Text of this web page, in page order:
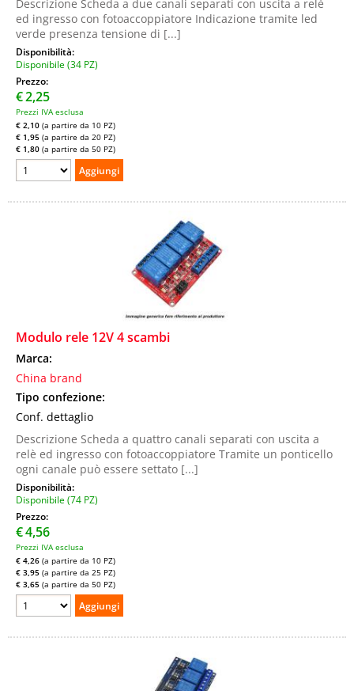
Descrizione Scheda a due canali separati con uscita a relè
ed ingresso con fotoaccoppiatore Indicazione tramite led
verde presenza tensione di [...]
Disponibilità:
Disponibile (34 PZ)
Prezzo:
€2,25
Prezzi IVA esclusa
€ 2,10 (a partire da 10 PZ)
€ 1,95 (a partire da 20 PZ)
€ 1,80 (a partire da 50 PZ)
Modulo rele 12V 4 scambi
Marca:
China brand
Tipo confezione:
Conf. dettaglio
Descrizione Scheda a quattro canali separati con uscita a
relè ed ingresso con fotoaccoppiatore Tramite un ponticello
ogni canale può essere settato [...]
Disponibilità:
Disponibile (74 PZ)
Prezzo:
€4,56
Prezzi IVA esclusa
€ 4,26 (a partire da 10 PZ)
€ 3,95 (a partire da 25 PZ)
€ 3,65 (a partire da 50 PZ)